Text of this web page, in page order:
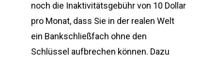
noch die Inaktivitätsgebühr von 10 Dollar
pro Monat, dass Sie in der realen Welt
ein Bankschließfach ohne den
Schlüssel aufbrechen können. Dazu